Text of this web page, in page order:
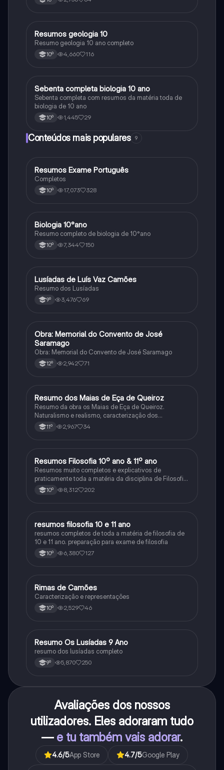
Biologia
Resumos geologia 10
Resumo geologia 10 ano completo
10º 4,660 116
Biologia
Sebenta completa biologia 10 ano
Sebenta completa com resumos da matéria toda de
biologia de 10 ano
10º 1,445 29
Conteúdos mais populares 9
Português
Resumos Exame Português
Completos
10º 17,073 328
Biologia
Biologia 10°ano
Resumo completo de biologia de 10°ano
10º 7,344 150
Português
Lusíadas de Luís Vaz Camões
Resumo dos Lusíadas
9º 3,476 69
Português
Obra: Memorial do Convento de José
Saramago
Obra: Memorial do Convento de José Saramago
12º 2,942 71
Português
Resumo dos Maias de Eça de Queiroz
Resumo da obra os Maias de Eça de Queiroz.
Naturalismo e realismo, caracterização dos
personagens e contexto histórico.
11º 2,967 34
Filosofia
Resumos Filosofia 10º ano & 11º ano
Resumos muito completos e explicativos de
praticamente toda a matéria da disciplina de Filosofia
10º 8,312 202
Filosofia
resumos filosofia 10 e 11 ano
resumos completos de toda a matéria de filosofia de
10 e 11 ano. preparação para exame de filosofia
10º 6,380 127
Português
Rimas de Camões
Caracterização e representações
10º 2,529 46
Português
Resumo Os Lusíadas 9 Ano
resumo dos lusíadas completo
9º 5,870 250
Avaliações dos nossos
utilizadores. Eles adoraram tudo
— e tu também vais adorar.
4.6/5App Store 4.7/5Google Play